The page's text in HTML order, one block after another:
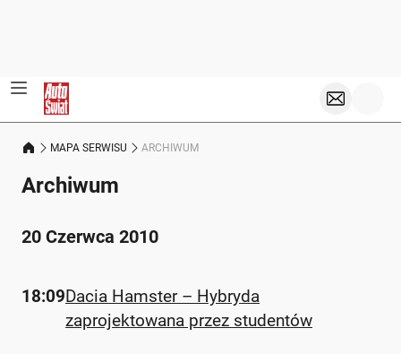
MAPA SERWISU ARCHIWUM
Archiwum
20 Czerwca 2010
18:09Dacia Hamster – Hybryda
zaprojektowana przez studentów